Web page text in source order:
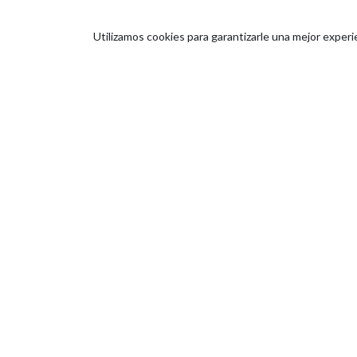
Utilizamos cookies para garantizarle una mejor